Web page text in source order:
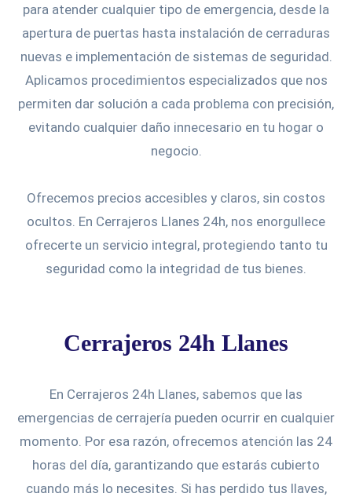
para atender cualquier tipo de emergencia, desde la
apertura de puertas hasta instalación de cerraduras
nuevas e implementación de sistemas de seguridad.
Aplicamos procedimientos especializados que nos
permiten dar solución a cada problema con precisión,
evitando cualquier daño innecesario en tu hogar o
negocio.
Ofrecemos precios accesibles y claros, sin costos
ocultos. En Cerrajeros Llanes 24h, nos enorgullece
ofrecerte un servicio integral, protegiendo tanto tu
seguridad como la integridad de tus bienes.
Cerrajeros 24h Llanes
En Cerrajeros 24h Llanes, sabemos que las
emergencias de cerrajería pueden ocurrir en cualquier
momento. Por esa razón, ofrecemos atención las 24
horas del día, garantizando que estarás cubierto
cuando más lo necesites. Si has perdido tus llaves,